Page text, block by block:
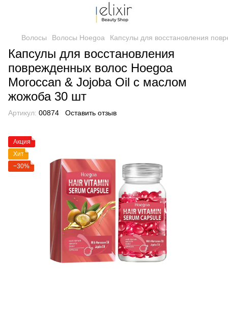
Волосы Волосы Hoegoa Капсулы для восстановления
Капсулы для восстановления
поврежденных волос Hoegoa
Moroccan & Jojoba Oil с маслом
жожоба 30 шт
Артикул: 00874 Оставить отзыв
Акция
Хит
−30%